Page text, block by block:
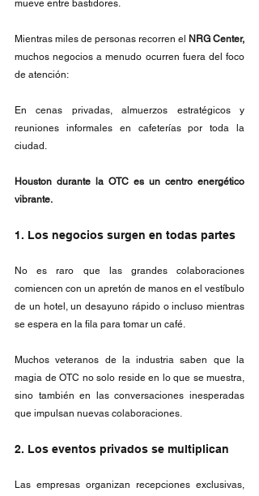
mueve entre bastidores.
Mientras miles de personas recorren el NRG Center,
muchos negocios a menudo ocurren fuera del foco
de atención:
En cenas privadas, almuerzos estratégicos y
reuniones informales en cafeterías por toda la
ciudad.
Houston durante la OTC es un centro energético
vibrante.
1. Los negocios surgen en todas partes
No es raro que las grandes colaboraciones
comiencen con un apretón de manos en el vestíbulo
de un hotel, un desayuno rápido o incluso mientras
se espera en la fila para tomar un café.
Muchos veteranos de la industria saben que la
magia de OTC no solo reside en lo que se muestra,
sino también en las conversaciones inesperadas
que impulsan nuevas colaboraciones.
2. Los eventos privados se multiplican
Las empresas organizan recepciones exclusivas,